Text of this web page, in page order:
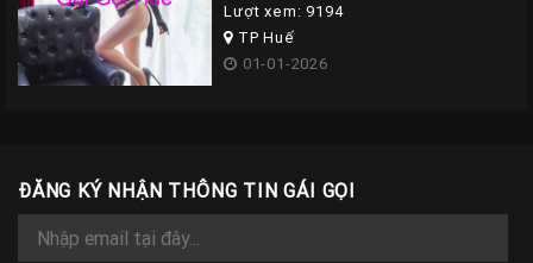
Lượt xem: 9194
TP Huế
01-01-2026
ĐĂNG KÝ NHẬN THÔNG TIN GÁI GỌI